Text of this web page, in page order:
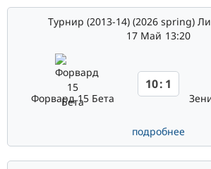
Турнир (2013-14) (2026 spring)
17 Май 13:20
Форвард 15 Бета
10: 1
подробнее